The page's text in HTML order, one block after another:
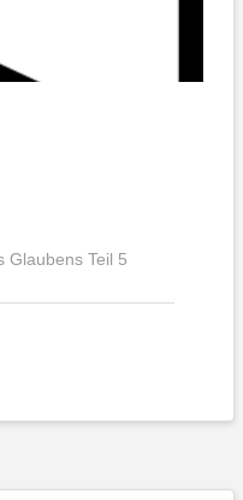
Glaubens Teil 5